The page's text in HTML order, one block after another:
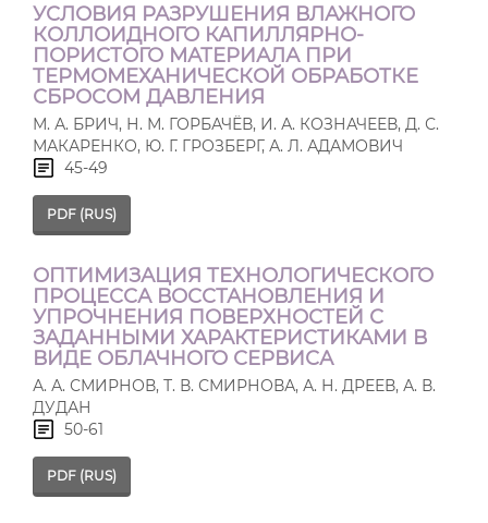
УСЛОВИЯ РАЗРУШЕНИЯ ВЛАЖНОГО
КОЛЛОИДНОГО КАПИЛЛЯРНО-
ПОРИСТОГО МАТЕРИАЛА ПРИ
ТЕРМОМЕХАНИЧЕСКОЙ ОБРАБОТКЕ
СБРОСОМ ДАВЛЕНИЯ
М. А. БРИЧ, Н. М. ГОРБАЧЁВ, И. А. КОЗНАЧЕЕВ, Д. С.
МАКАРЕНКО, Ю. Г. ГРОЗБЕРГ, А. Л. АДАМОВИЧ
45-49
PDF (RUS)
ОПТИМИЗАЦИЯ ТЕХНОЛОГИЧЕСКОГО
ПРОЦЕССА ВОССТАНОВЛЕНИЯ И
УПРОЧНЕНИЯ ПОВЕРХНОСТЕЙ С
ЗАДАННЫМИ ХАРАКТЕРИСТИКАМИ В
ВИДЕ ОБЛАЧНОГО СЕРВИСА
А. А. СМИРНОВ, Т. В. СМИРНОВА, А. Н. ДРЕЕВ, А. В.
ДУДАН
50-61
PDF (RUS)